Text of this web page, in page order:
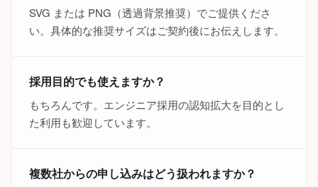
SVG または PNG（透過背景推奨）でご提供くださ
い。具体的な推奨サイズはご契約後にお伝えします。
採用目的でも使えますか？
もちろんです。エンジニア採用の認知拡大を目的とし
た利用も歓迎しています。
複数社からの申し込みはどう扱われますか？